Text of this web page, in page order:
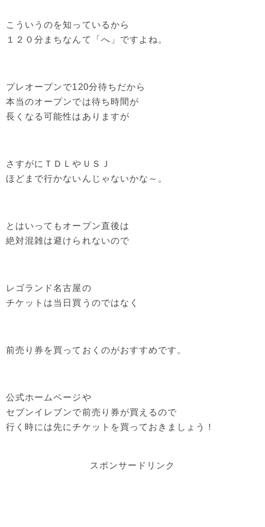
こういうのを知っているから
１２０分まちなんて「へ」ですよね。
プレオープンで120分待ちだから
本当のオープンでは待ち時間が
長くなる可能性はありますが
さすがにＴＤＬやＵＳＪ
ほどまで行かないんじゃないかな～。
とはいってもオープン直後は
絶対混雑は避けられないので
レゴランド名古屋の
チケットは当日買うのではなく
前売り券を買っておくのがおすすめです。
公式ホームページや
セブンイレブンで前売り券が買えるので
行く時には先にチケットを買っておきましょう！
スポンサードリンク